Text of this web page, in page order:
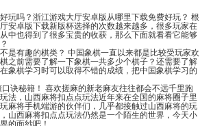
玩吗？浙江游戏大厅安卓版从哪里下载免费好玩？ 根
安卓版下载新版杯选择的次数越来越多，很多玩家在
中也得到了很多宝贵的收获，那么下面就看看它能够
是有趣的棋类？ 中国象棋一直以来都是比较受玩家欢
之前需要了解一下象棋一共多少个棋子？还需要了解
象棋学习时可以取得不错的成绩，把中国象棋学习的
诀秘籍！ 喜欢搓麻的新老麻友往往都会不远千里跑
法，山西麻将扣点点玩法近年来在全国的麻将圈子里
麻将手机端游的伙伴们，几乎都接触过山西麻将的玩
山西麻将扣点点玩法仍然是一个陌生的世界，今天小
的面纱吧！